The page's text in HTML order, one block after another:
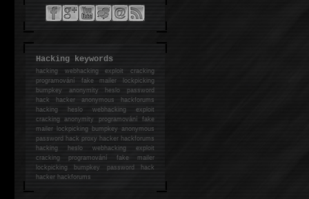
Hacking keywords
hackingwebhacking exploit cracking
programování fake mailer lockpicking
bumpkey anonymity heslo password
hackhacker anonymous hackforums
hackingheslo webhacking exploit
cracking anonymity programování fake
mailer lockpicking bumpkey anonymous
password hack proxy hacker hackforums
hacking heslo webhacking exploit
cracking programování fake mailer
lockpicking bumpkey password hack
hackerhackforums